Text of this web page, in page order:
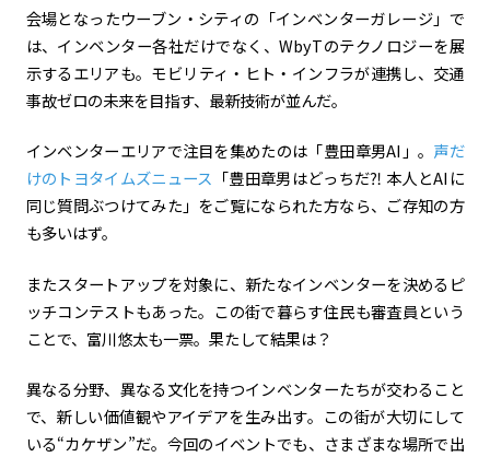
ヤリス e-Palette
テクノロジー
カーボンニュートラル 水素エンジン BEV
コーポレート
モビリティカンパニー
follow us
会場となったウーブン・シティの「インベンターガレージ」で
は、インベンター各社だけでなく、WbyTのテクノロジーを展
示するエリアも。モビリティ・ヒト・インフラが連携し、交通
事故ゼロの未来を目指す、最新技術が並んだ。
インベンターエリアで注目を集めたのは「豊田章男AI」。 声だ
けのトヨタイムズニュース 「豊田章男はどっちだ⁈ 本人とAIに
同じ質問ぶつけてみた」をご覧になられた方なら、ご存知の方
も多いはず。
またスタートアップを対象に、新たなインベンターを決めるピ
ッチコンテストもあった。この街で暮らす住民も審査員という
ことで、富川悠太も一票。果たして結果は？
異なる分野、異なる文化を持つインベンターたちが交わること
で、新しい価値観やアイデアを生み出す。この街が大切にして
いる“カケザン”だ。今回のイベントでも、さまざまな場所で出